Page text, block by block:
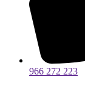
966 272 223